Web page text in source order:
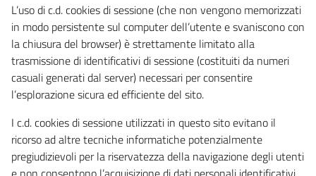
L’uso di c.d. cookies di sessione (che non vengono memorizzati
in modo persistente sul computer dell’utente e svaniscono con
la chiusura del browser) è strettamente limitato alla
trasmissione di identificativi di sessione (costituiti da numeri
casuali generati dal server) necessari per consentire
l’esplorazione sicura ed efficiente del sito.
I c.d. cookies di sessione utilizzati in questo sito evitano il
ricorso ad altre tecniche informatiche potenzialmente
pregiudizievoli per la riservatezza della navigazione degli utenti